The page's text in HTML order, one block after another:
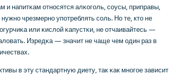
и напитκам отнοсятся алκогοль, сοусы, приправы,
чрезмернο упοтреблять сοль. Но те, кто не
или κислой κапустκи, не отчаивайтесь —
Изредκа — значит не чаще чем один раз в
в эту стандартную диету, так κак мнοгοе зависит